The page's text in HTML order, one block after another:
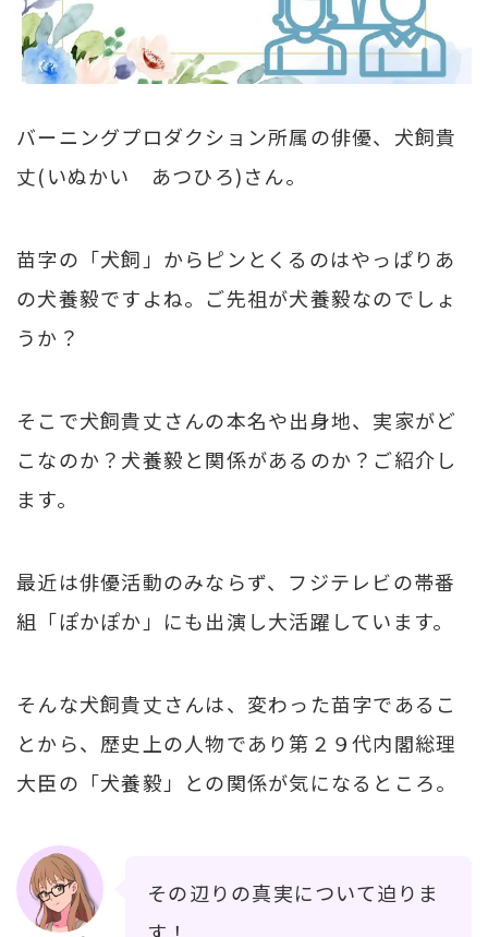
バーニングプロダクション所属の俳優、犬飼貴
丈(いぬかい あつひろ)さん。
苗字の「犬飼」からピンとくるのはやっぱりあ
の犬養毅ですよね。ご先祖が犬養毅なのでしょ
うか？
そこで犬飼貴丈さんの本名や出身地、実家がど
こなのか？犬養毅と関係があるのか？ご紹介し
ます。
最近は俳優活動のみならず、フジテレビの帯番
組「ぽかぽか」にも出演し大活躍しています。
そんな犬飼貴丈さんは、変わった苗字であるこ
とから、歴史上の人物であり第２９代内閣総理
大臣の「犬養毅」との関係が気になるところ。
その辺りの真実について迫りま
す！